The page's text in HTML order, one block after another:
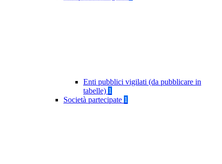
Enti pubblici vigilati (da pubblicare in
tabelle) 1
Società partecipate 1